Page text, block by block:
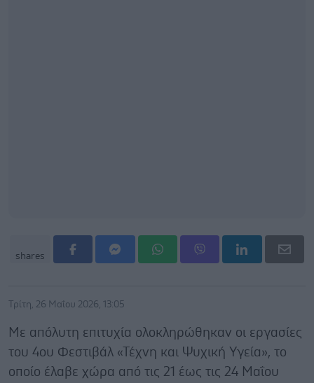
shares
Τρίτη, 26 Μαΐου 2026, 13:05
Με απόλυτη επιτυχία ολοκληρώθηκαν οι εργασίες
του 4ου Φεστιβάλ «Τέχνη και Ψυχική Υγεία», το
οποίο έλαβε χώρα από τις 21 έως τις 24 Μαΐου